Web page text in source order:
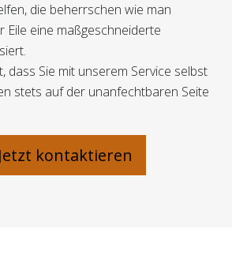
die beherrschen wie man
Eile eine maßgeschneiderte
dass Sie mit unserem Service selbst
stets auf der unanfechtbaren Seite
Jetzt kontaktieren